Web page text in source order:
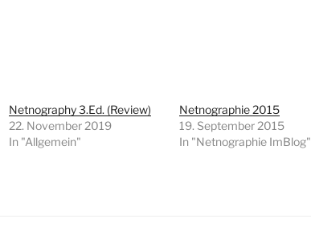
Netnography 3.Ed. (Review)
22. November 2019
In "Allgemein"
Netnographie 2015
19. September 2015
In "Netnographie ImBlog"